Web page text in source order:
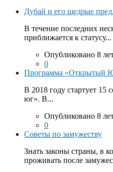
Дубай и его щедрые
В течение последних
приближается к статусу...
Опубликовано 8
0
Программа «Открытый
В 2018 году стартует
юг». В...
Опубликовано 8
0
Советы по замужеству
Знать законы страны, в
проживать после